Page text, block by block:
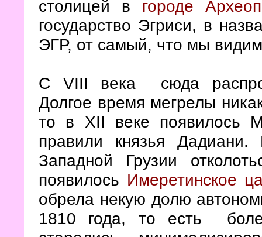
столицей в городе
государство Эгриси, в
ЭГР, от самый, что мы
С VIII века сюда
Долгое время мегрелы
то в XII веке появилось
правили князья
Западной Грузии
появилось Имеретинское
обрела некую долю
1810 года, то есть